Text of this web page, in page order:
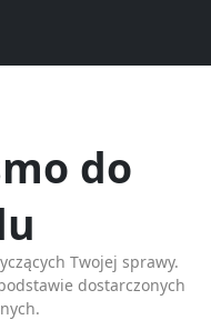
do
Twojej sprawy.
dostarczonych